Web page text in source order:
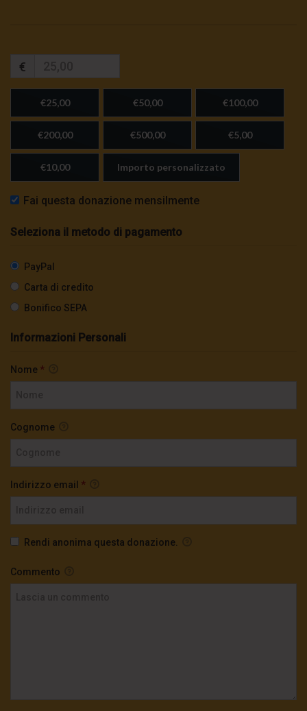
€
€25,00 €50,00 €100,00
€200,00 €500,00 €5,00
€10,00 Importo personalizzato
Fai questa donazione mensilmente
Seleziona il metodo di pagamento
PayPal
Carta di credito
Bonifico SEPA
Informazioni Personali
Nome *
Cognome
Indirizzo email *
Rendi anonima questa donazione.
Commento